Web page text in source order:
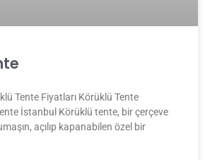
Tente Fiyatları Körüklü Tente
İstanbul Körüklü tente, bir çerçeve
açılıp kapanabilen özel bir